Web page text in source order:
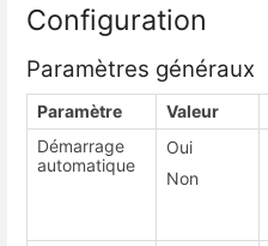
Configuration
Paramètres généraux
Paramètre Valeur
Démarrage
automatique
Oui
Non